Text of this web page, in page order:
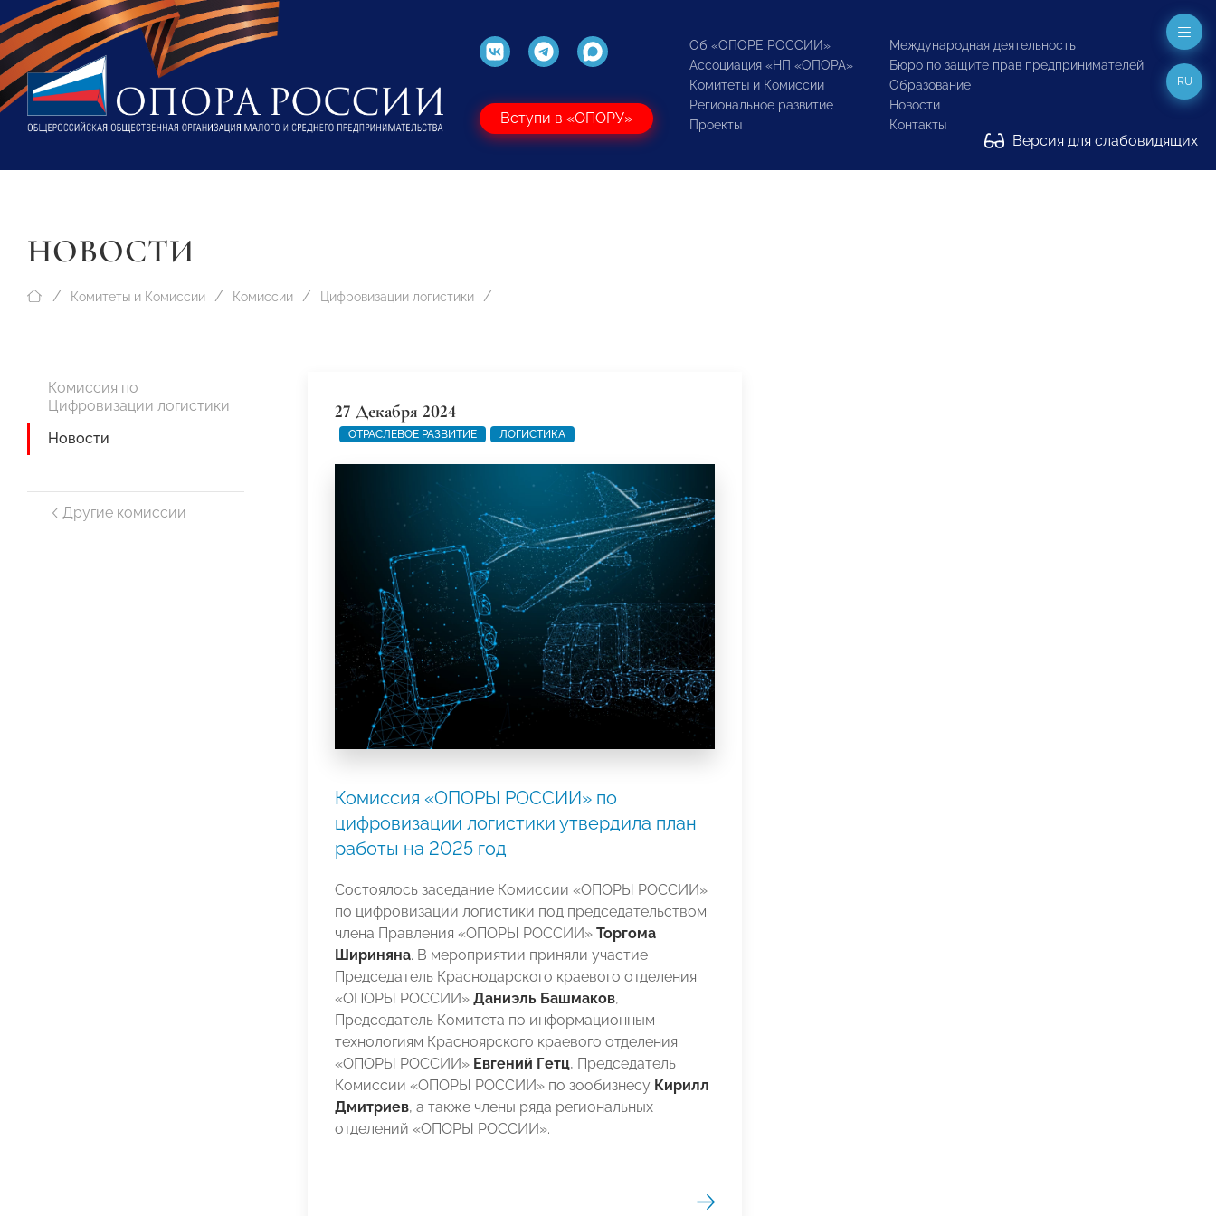
Вступи в «ОПОРУ»
Об «ОПОРЕ РОССИИ»
Ассоциация «НП «ОПОРА»
Комитеты и Комиссии
Региональное развитие
Проекты
Международная деятельность
Бюро по защите прав предпринимателей
Образование
Новости
Контакты
Версия для слабовидящих
RU
НОВОСТИ
Комитеты и Комиссии Комиссии Цифровизации логистики
Комиссия по
Цифровизации логистики
Новости
Другие комиссии
27 Декабря 2024
ОТРАСЛЕВОЕ РАЗВИТИЕ ЛОГИСТИКА
Комиссия «ОПОРЫ РОССИИ» по
цифровизации логистики утвердила план
работы на 2025 год
Состоялось заседание Комиссии «ОПОРЫ РОССИИ»
по цифровизации логистики под председательством
члена Правления «ОПОРЫ РОССИИ» Торгома
Шириняна. В мероприятии приняли участие
Председатель Краснодарского краевого отделения
«ОПОРЫ РОССИИ» Даниэль Башмаков,
Председатель Комитета по информационным
технологиям Красноярского краевого отделения
«ОПОРЫ РОССИИ» Евгений Гетц, Председатель
Комиссии «ОПОРЫ РОССИИ» по зообизнесу Кирилл
Дмитриев, а также члены ряда региональных
отделений «ОПОРЫ РОССИИ».